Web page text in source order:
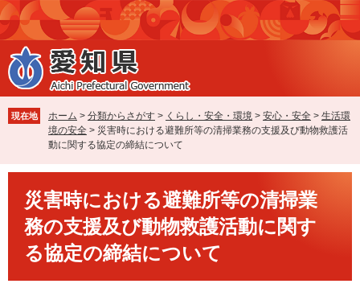
ペ
ー
ジ
の
先
で
す
メ
ニ
ュ
ー
を
ば
し
現在地 ホーム > 分類からさがす > くらし・安全・環境 > 安心・安全 > 生活環
境の安全 > 災害時における避難所等の清掃業務の支援及び動物救護活
動に関する協定の締結について
災害時における避難所等の清掃業
務の支援及び動物救護活動に関す
る協定の締結について